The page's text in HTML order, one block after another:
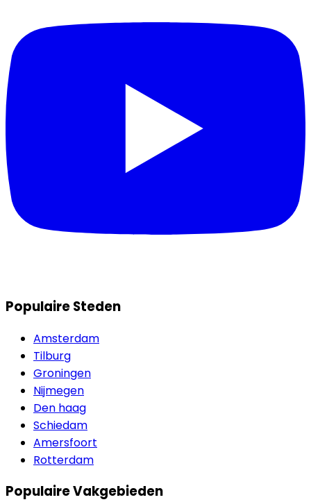
Populaire Steden
Amsterdam
Tilburg
Groningen
Nijmegen
Den haag
Schiedam
Amersfoort
Rotterdam
Populaire Vakgebieden